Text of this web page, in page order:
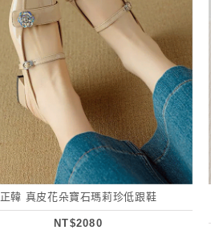
正韓 真皮花朵寶石瑪莉珍低跟鞋
NT$2080